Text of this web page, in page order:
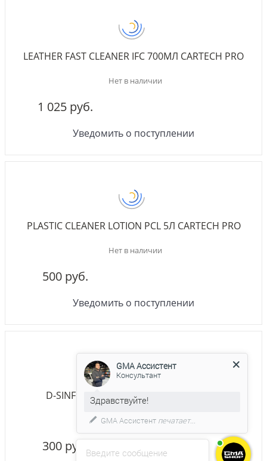
LEATHER FAST CLEANER IFC 700МЛ CARTECH PRO
Нет в наличии
1 025 руб.
Уведомить о поступлении
PLASTIC CLEANER LOTION PCL 5Л CARTECH PRO
Нет в наличии
500 руб.
Уведомить о поступлении
D-SINFECTOR 01 500МЛ SHINY GARAGE
Нет в наличии
300 руб.Введите сообщение
Консультант
С удовольствием помогу вам в
выборе товара.